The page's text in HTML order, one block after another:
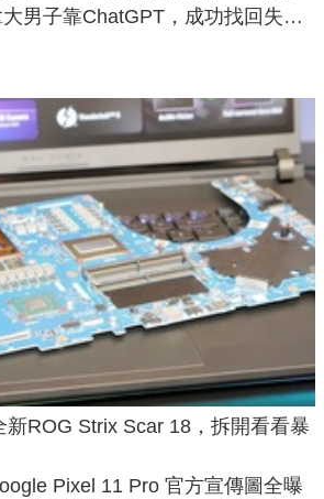
男子靠ChatGPT，成功找回失散
ROG Strix Scar 18，拆開看看暴
Pixel 11 Pro 官方宣傳圖全曝